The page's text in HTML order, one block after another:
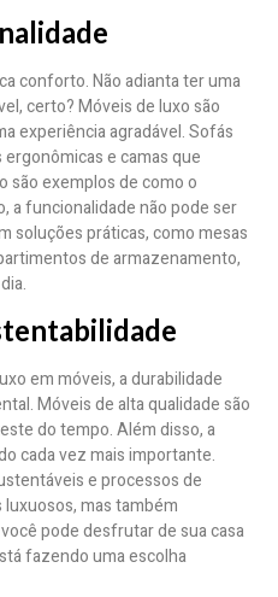
conforto. Não adianta ter uma
certo? Móveis de luxo são
experiência agradável. Sofás
e camas que
são exemplos de como o
a funcionalidade não pode ser
soluções práticas, como mesas
de armazenamento,
em móveis, a durabilidade
Móveis de alta qualidade são
do tempo. Além disso, a
cada vez mais importante.
e processos de
mas também
pode desfrutar de sua casa
fazendo uma escolha